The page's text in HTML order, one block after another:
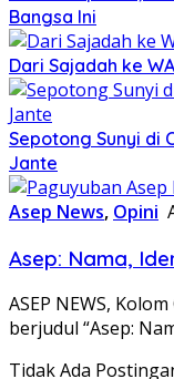
Bangsa Ini
Dari Sajadah ke
Sepotong Sunyi di
Jante
Asep News, Opini
Asep: Nama,
ASEP NEWS,
berjudul “Asep:
Tidak Ada